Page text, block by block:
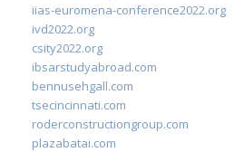
iias-euromena-conference2022.org
ivd2022.org
csity2022.org
ibsarstudyabroad.com
bennusehgall.com
tsecincinnati.com
roderconstructiongroup.com
plazabatai.com